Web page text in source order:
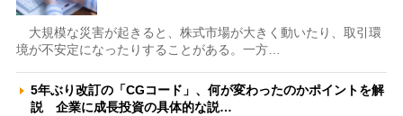
大規模な災害が起きると、株式市場が大きく動いたり、取引環
境が不安定になったりすることがある。一方…
5年ぶり改訂の「CGコード」、何が変わったのかポイントを解
説 企業に成長投資の具体的な説…